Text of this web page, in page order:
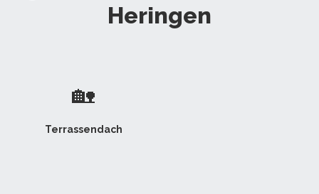
Heringen
🏡
Terrassendach